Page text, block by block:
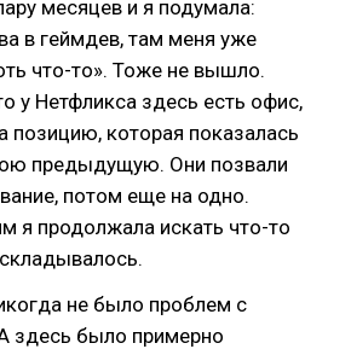
месяцев и я подумала:
в геймдев, там меня уже
что-то». Тоже не вышло.
у Нетфликса здесь есть офис,
позицию, которая показалась
предыдущую. Они позвали
потом еще на одно.
я продолжала искать что-то
не было проблем с
здесь было примерно